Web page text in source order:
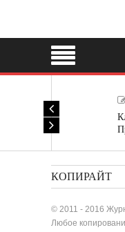
КОПИРАЙТ
© 2011 - 2016
Любое